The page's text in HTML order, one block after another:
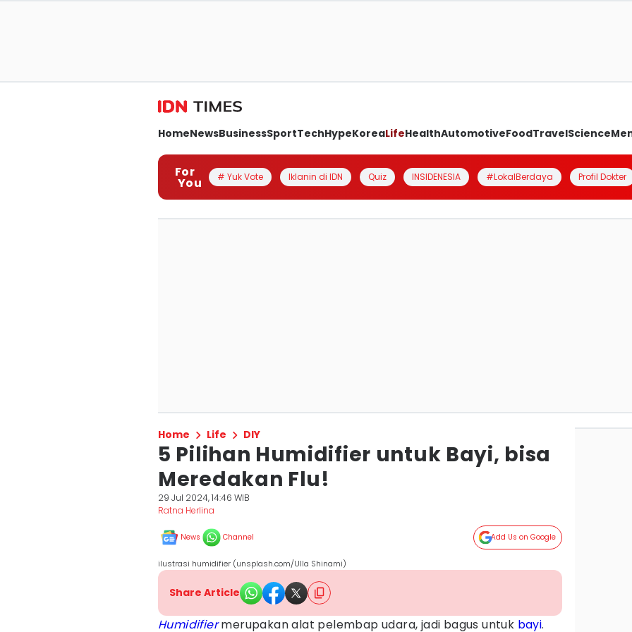
HomeNewsBusinessSportTechHypeKoreaLifeHealthAutomotiveFoodTravelScience
For
You # Yuk Vote Iklanin di IDN Quiz INSIDENESIA #LokalBerdaya Profil Dokter
Home Life DIY
5 Pilihan Humidifier untuk Bayi, bisa
Meredakan Flu!
29 Jul 2024, 14:46 WIB
Ratna Herlina
News Channel Add Us on Google
ilustrasi humidifier (unsplash.com/Ulla Shinami)
Share Article
Humidifier merupakan alat pelembap udara, jadi bagus untuk bayi.